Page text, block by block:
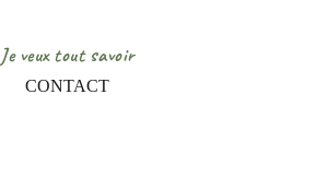
Je veux tout savoir
CONTACT